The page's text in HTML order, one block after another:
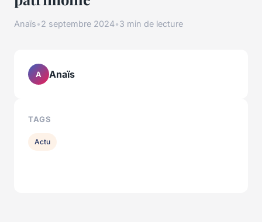
Anaïs•2 septembre 2024•3 min de lecture
A Anaïs
TAGS
Actu